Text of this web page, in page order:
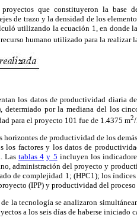
que constituyeron la base
de trazo y la densidad de los
utilizando la ecuación 1, en donde
humano utilizado para la realizar
los datos de productividad diaria
determiado por la mediana del los
para el proyecto 101 fue de 1.4375 m2
horizontes de productividad de los
los factores y los datos de
Las tablas 4 y 5 incluyen los
administración del proyecto y
de complejidad 1; (HPC1); los
(IPP) y productividad del proceso
la tecnología se analizaron
a los seis días de haberse iniciado